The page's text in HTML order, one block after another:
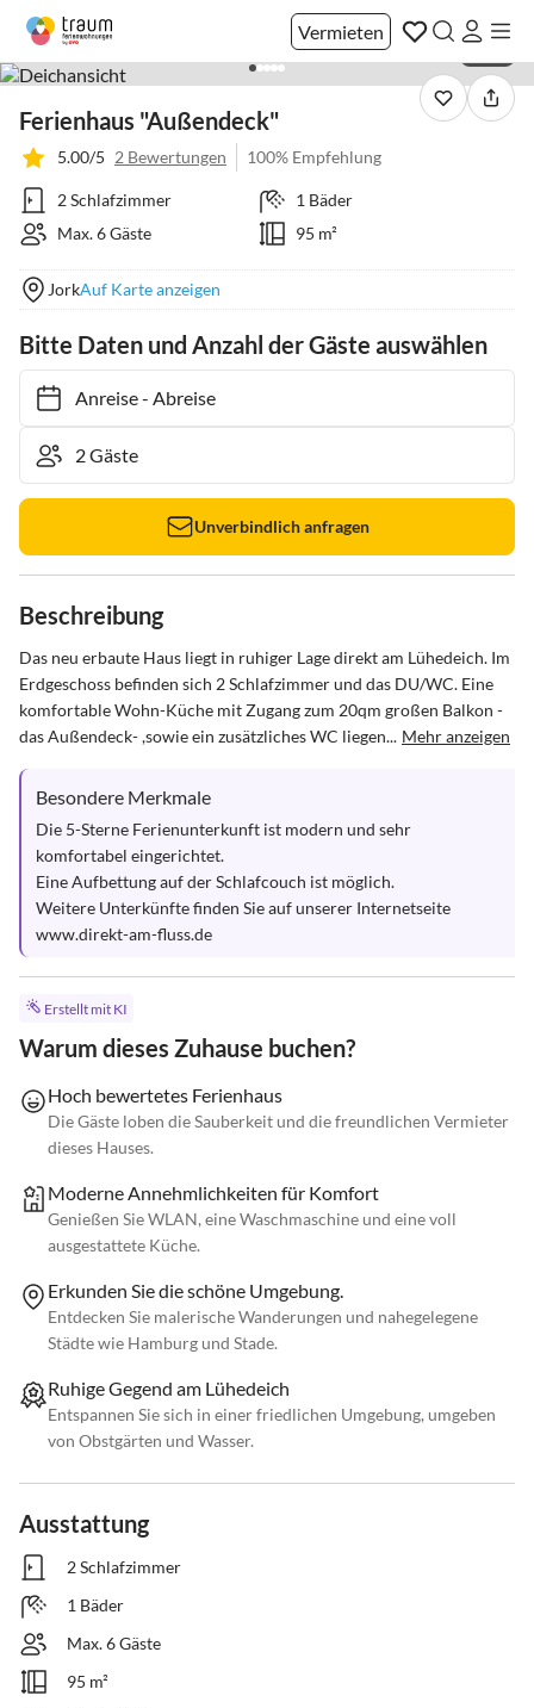
Vermieten
Ferienhaus "Außendeck"
5.00/5 2 Bewertungen 100% Empfehlung
2 Schlafzimmer
1 Bäder
Max. 6 Gäste
95 m²
JorkAuf Karte anzeigen
Bitte Daten und Anzahl der Gäste auswählen
Anreise- Abreise
Unverbindlich anfragen
Beschreibung
Das neu erbaute Haus liegt in ruhiger Lage direkt am Lühedeich. Im
Erdgeschoss befinden sich 2 Schlafzimmer und das DU/WC. Eine
komfortable Wohn-Küche mit Zugang zum 20qm großen Balkon -
das Außendeck- ,sowie ein zusätzliches WC liegen... Mehr anzeigen
Besondere Merkmale
Die 5-Sterne Ferienunterkunft ist modern und sehr
komfortabel eingerichtet.
Eine Aufbettung auf der Schlafcouch ist möglich.
Weitere Unterkünfte finden Sie auf unserer Internetseite
www.direkt-am-fluss.de
Erstellt mit KI
Warum dieses Zuhause buchen?
Hoch bewertetes Ferienhaus
Die Gäste loben die Sauberkeit und die freundlichen Vermieter
dieses Hauses.
Moderne Annehmlichkeiten für Komfort
Genießen Sie WLAN, eine Waschmaschine und eine voll
ausgestattete Küche.
Erkunden Sie die schöne Umgebung.
Entdecken Sie malerische Wanderungen und nahegelegene
Städte wie Hamburg und Stade.
Ruhige Gegend am Lühedeich
Entspannen Sie sich in einer friedlichen Umgebung, umgeben
von Obstgärten und Wasser.
Ausstattung
2 Schlafzimmer
1 Bäder
Max. 6 Gäste
95 m²